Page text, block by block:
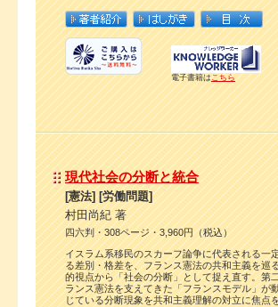
電子書籍はこちら
現代社会の分断と統合
[憲法] [労働問題]
村田尚紀 著
四六判・308ページ・3,960円（税込）
イスラム系移民のスカーフ論争に代表される一
る差別・格差を、フランス憲法の共和主義を巡
的視点から「社会の分断」として捉え直す。第
ランス憲法を支えてきた「フランスモデル」が
じている分断現象を共和主義理解の対立に焦点